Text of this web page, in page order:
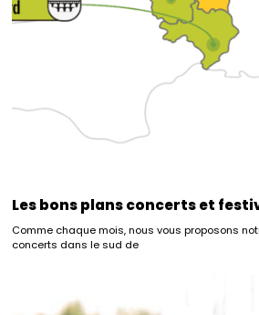
Les bons plans concerts et
Comme chaque mois, nous vous proposons
concerts dans le sud de